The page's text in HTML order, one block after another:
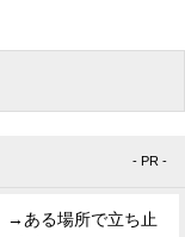
- PR -
→ある場所で立ち止